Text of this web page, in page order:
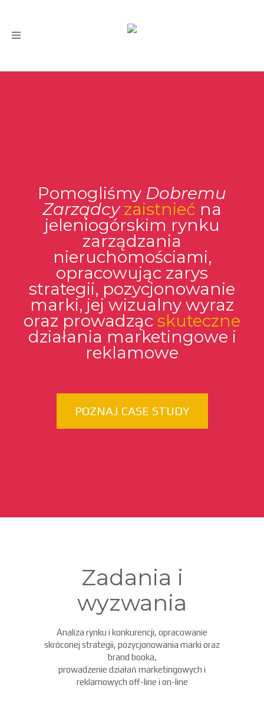
Toggle
Pomogliśmy Dobremu
Zarządcy zaistnieć na
jeleniogórskim rynku
zarządzania
nieruchomościami,
opracowując zarys
strategii, pozycjonowanie
marki, jej wizualny wyraz
oraz prowadząc skuteczne
działania marketingowe i
reklamowe
POZNAJ CASE STUDY
Zadania i
wyzwania
Analiza rynku i konkurencji, opracowanie
skróconej strategii, pozycjonowania marki oraz
brand booka,
prowadzenie działań marketingowych i
reklamowych off-line i on-line